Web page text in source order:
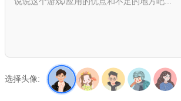
选择头像: